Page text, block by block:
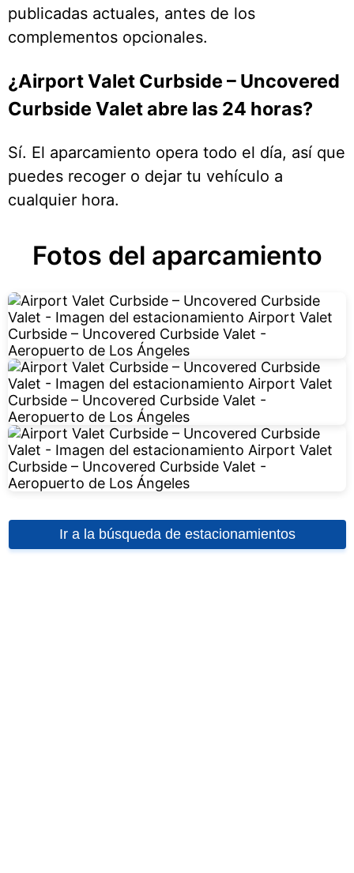
publicadas actuales, antes de los
complementos opcionales.
¿Airport Valet Curbside – Uncovered
Curbside Valet abre las 24 horas?
Sí. El aparcamiento opera todo el día, así que
puedes recoger o dejar tu vehículo a
cualquier hora.
Fotos del aparcamiento
Ir a la búsqueda de estacionamientos